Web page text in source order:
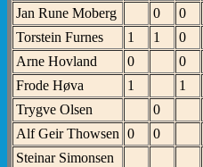
Jan Rune Moberg
0 0
Torstein Furnes
1 1 0
Arne Hovland
0 0
Frode Høva
1 1
Trygve Olsen
0
Alf Geir Thowsen 0 0
Steinar Simonsen